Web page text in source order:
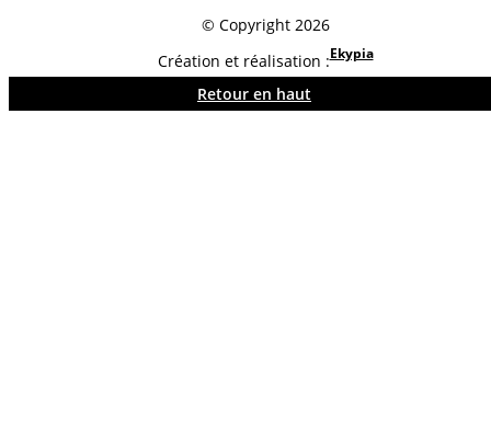
© Copyright 2026
Création et réalisation :Ekypia
Retour en haut